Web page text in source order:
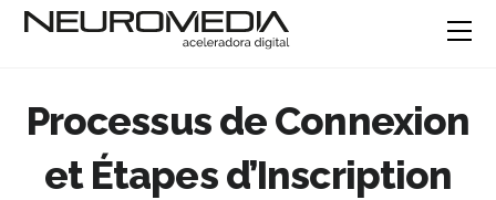
Processus de Connexion
et Étapes d’Inscription